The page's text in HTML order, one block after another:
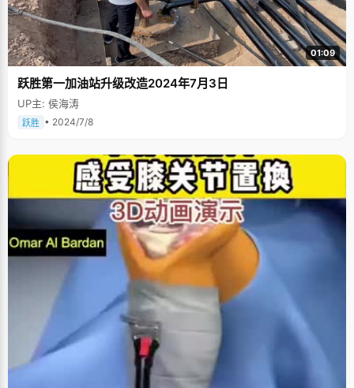
01:09
跃胜第一加油站升级改造2024年7月3日
UP主: 侯海涛
跃胜 • 2024/7/8